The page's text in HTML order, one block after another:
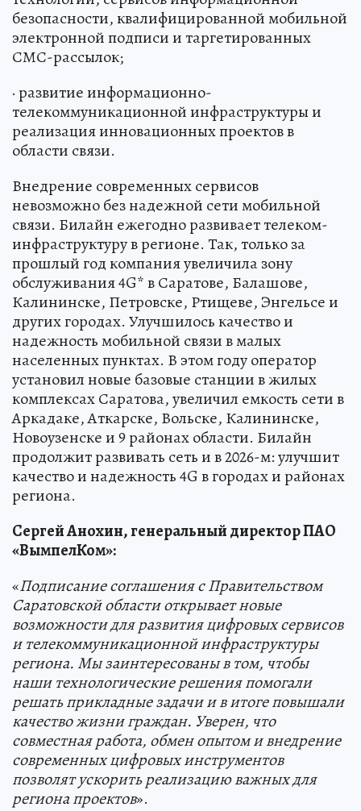
безопасности, квалифицированной мобильной
электронной подписи и таргетированных
СМС-рассылок;
· развитие информационно-
телекоммуникационной инфраструктуры и
реализация инновационных проектов в
области связи.
Внедрение современных сервисов
невозможно без надежной сети мобильной
связи. Билайн ежегодно развивает телеком-
инфраструктуру в регионе. Так, только за
прошлый год компания увеличила зону
обслуживания 4G* в Саратове, Балашове,
Калининске, Петровске, Ртищеве, Энгельсе и
других городах. Улучшилось качество и
надежность мобильной связи в малых
населенных пунктах. В этом году оператор
установил новые базовые станции в жилых
комплексах Саратова, увеличил емкость сети в
Аркадаке, Аткарске, Вольске, Калининске,
Новоузенске и 9 районах области. Билайн
продолжит развивать сеть и в 2026-м: улучшит
качество и надежность 4G в городах и районах
региона.
Сергей Анохин, генеральный директор ПАО
«ВымпелКом»:
«Подписание соглашения с Правительством
Саратовской области открывает новые
возможности для развития цифровых сервисов
и телекоммуникационной инфраструктуры
региона. Мы заинтересованы в том, чтобы
наши технологические решения помогали
решать прикладные задачи и в итоге повышали
качество жизни граждан. Уверен, что
совместная работа, обмен опытом и внедрение
современных цифровых инструментов
позволят ускорить реализацию важных для
региона проектов».